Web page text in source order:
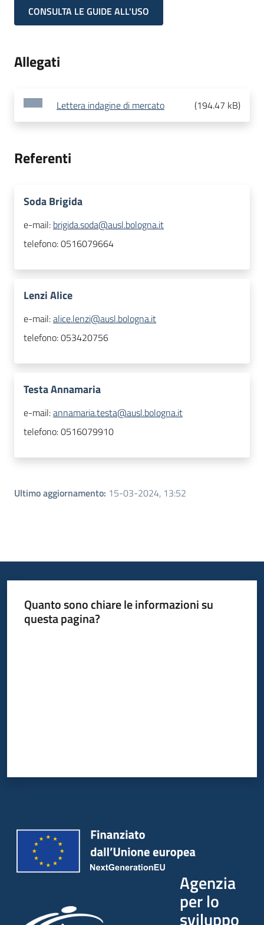
CONSULTA LE GUIDE ALL'USO
Allegati
Lettera indagine di mercato (194.47 kB)
Referenti
Soda Brigida
e-mail: brigida.soda@ausl.bologna.it
telefono:0516079664
Lenzi Alice
e-mail:alice.lenzi@ausl.bologna.it
telefono:053420756
Testa Annamaria
e-mail:annamaria.testa@ausl.bologna.it
telefono:0516079910
Ultimo aggiornamento: 15-03-2024, 13:52
Quanto sono chiare le informazioni su
questa pagina?
Agenzia
per lo
sviluppo